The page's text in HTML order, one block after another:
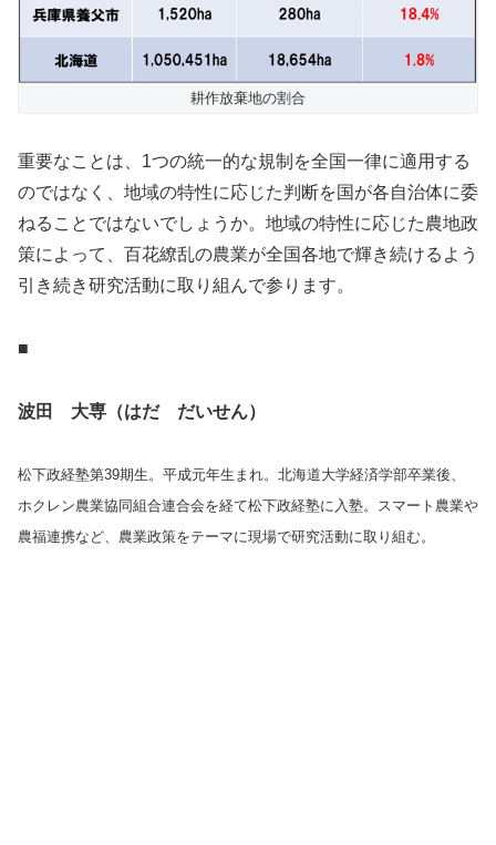
耕作放棄地の割合
重要なことは、1つの統一的な規制を全国一律に適用する
のではなく、地域の特性に応じた判断を国が各自治体に委
ねることではないでしょうか。地域の特性に応じた農地政
策によって、百花繚乱の農業が全国各地で輝き続けるよう
引き続き研究活動に取り組んで参ります。
■
波田 大専（はだ だいせん）
松下政経塾第39期生。平成元年生まれ。北海道大学経済学部卒業後、
ホクレン農業協同組合連合会を経て松下政経塾に入塾。スマート農業や
農福連携など、農業政策をテーマに現場で研究活動に取り組む。